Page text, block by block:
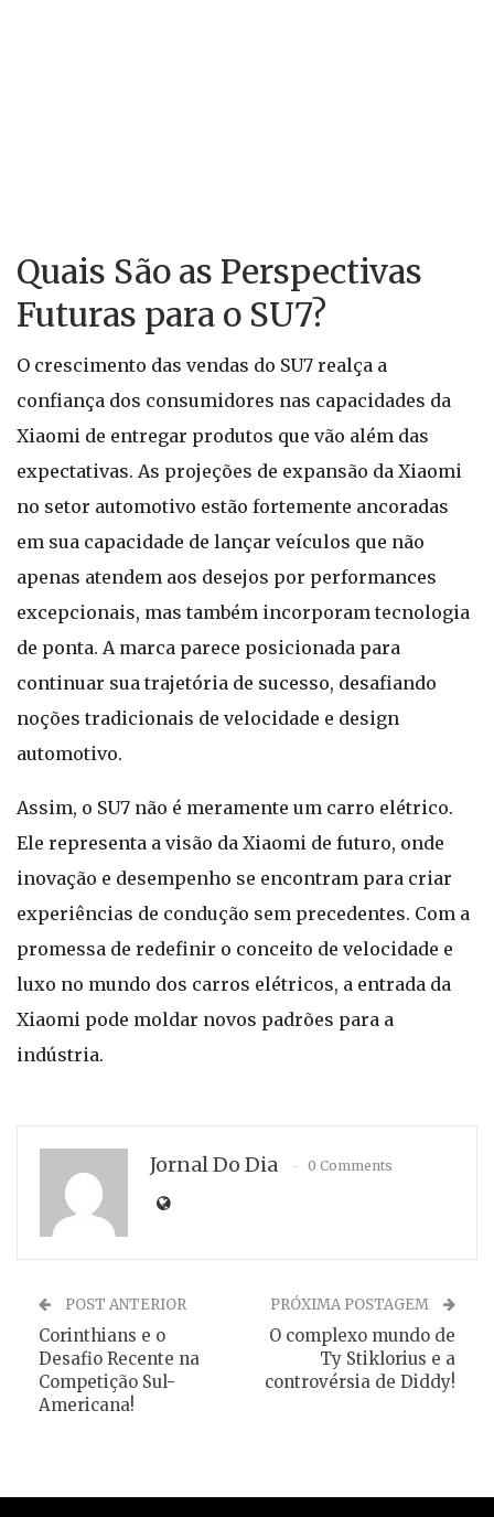
Quais São as Perspectivas
Futuras para o SU7?
O crescimento das vendas do SU7 realça a
confiança dos consumidores nas capacidades da
Xiaomi de entregar produtos que vão além das
expectativas. As projeções de expansão da Xiaomi
no setor automotivo estão fortemente ancoradas
em sua capacidade de lançar veículos que não
apenas atendem aos desejos por performances
excepcionais, mas também incorporam tecnologia
de ponta. A marca parece posicionada para
continuar sua trajetória de sucesso, desafiando
noções tradicionais de velocidade e design
automotivo.
Assim, o SU7 não é meramente um carro elétrico.
Ele representa a visão da Xiaomi de futuro, onde
inovação e desempenho se encontram para criar
experiências de condução sem precedentes. Com a
promessa de redefinir o conceito de velocidade e
luxo no mundo dos carros elétricos, a entrada da
Xiaomi pode moldar novos padrões para a
indústria.
Jornal Do Dia 0 Comments
POST ANTERIOR
Corinthians e o
Desafio Recente na
Competição Sul-
Americana!
PRÓXIMA POSTAGEM
O complexo mundo de
Ty Stiklorius e a
controvérsia de Diddy!